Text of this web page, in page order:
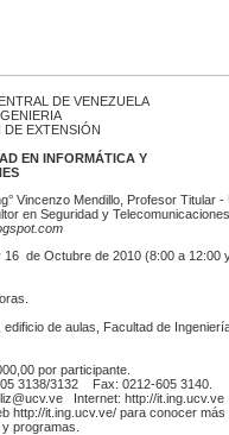
DE VENEZUELA
EXTENSIÓN
EN INFORMÁTICA Y
Vincenzo Mendillo, Profesor Titular -
en Seguridad y
16 de Octubre de 2010 (8:00 a 12:00
edificio de aulas, Facultad de
por participante.
3138/3132 Fax: 0212-605 3140.
Internet: http://it.ing.ucv.ve
http://it.ing.ucv.ve/ para conocer más
programas.